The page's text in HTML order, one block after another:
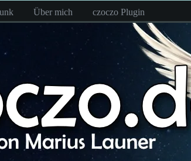
Über mich czoczo Plugin